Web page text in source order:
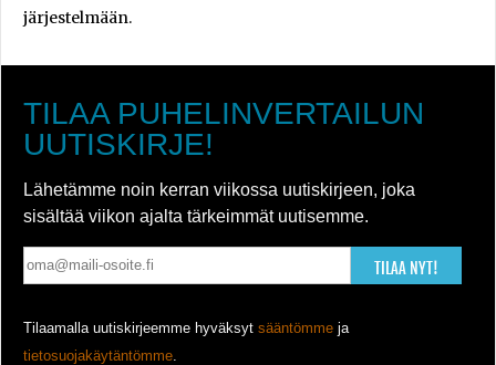
järjestelmään.
TILAA PUHELINVERTAILUN
UUTISKIRJE!
Lähetämme noin kerran viikossa uutiskirjeen, joka
sisältää viikon ajalta tärkeimmät uutisemme.
TILAA NYT!
Tilaamalla uutiskirjeemme hyväksyt sääntömme ja
tietosuojakäytäntömme